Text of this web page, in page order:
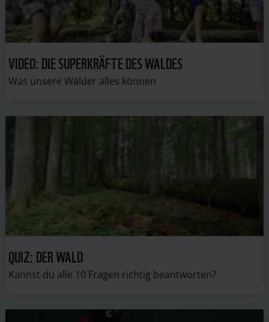
VIDEO: DIE SUPERKRÄFTE DES WALDES
Was unsere Wälder alles können
QUIZ: DER WALD
Kannst du alle 10 Fragen richtig beantworten?